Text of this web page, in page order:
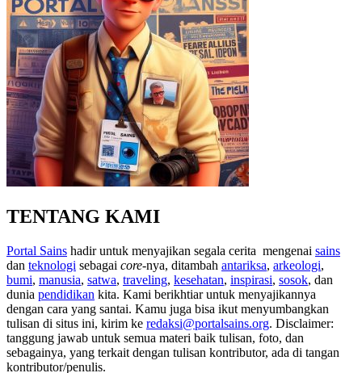
TENTANG KAMI
Portal Sains hadir untuk menyajikan segala cerita mengenai sains
dan teknologi sebagai core-nya, ditambah antariksa, arkeologi,
bumi, manusia, satwa, traveling, kesehatan, inspirasi, sosok, dan
dunia pendidikan kita. Kami berikhtiar untuk menyajikannya
dengan cara yang santai. Kamu juga bisa ikut menyumbangkan
tulisan di situs ini, kirim ke redaksi@portalsains.org. Disclaimer:
tanggung jawab untuk semua materi baik tulisan, foto, dan
sebagainya, yang terkait dengan tulisan kontributor, ada di tangan
kontributor/penulis.